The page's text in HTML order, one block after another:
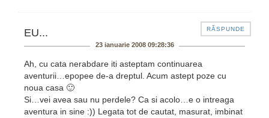
RĂSPUNDE
EU...
23 ianuarie 2008 09:28:36
Ah, cu cata nerabdare iti asteptam continuarea
aventurii…epopee de-a dreptul. Acum astept poze cu
noua casa 🙂
Si…vei avea sau nu perdele? Ca si acolo…e o intreaga
aventura in sine :)) Legata tot de cautat, masurat, imbinat